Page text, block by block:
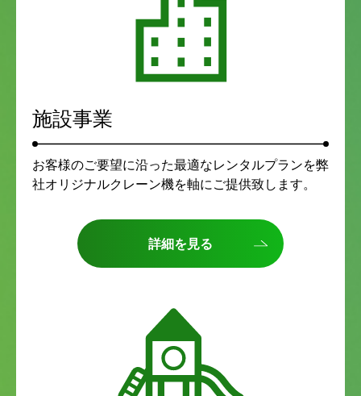
施設事業
お客様のご要望に沿った最適なレンタルプランを弊
社オリジナルクレーン機を軸にご提供致します。
詳細を見る